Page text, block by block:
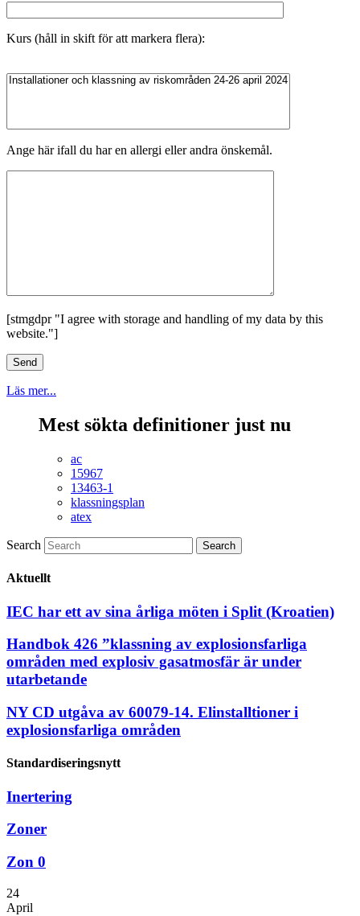
Kurs (håll in skift för att markera flera):
Ange här ifall du har en allergi eller andra önskemål.
[stmgdpr "I agree with storage and handling of my data by this
website."]
Läs mer...
Mest sökta definitioner just nu
ac
15967
13463-1
klassningsplan
atex
Search
Aktuellt
IEC har ett av sina årliga möten i Split (Kroatien)
Handbok 426 ”klassning av explosionsfarliga
områden med explosiv gasatmosfär är under
utarbetande
NY CD utgåva av 60079-14. Elinstalltioner i
explosionsfarliga områden
Standardiseringsnytt
Inertering
Zoner
Zon 0
24
April